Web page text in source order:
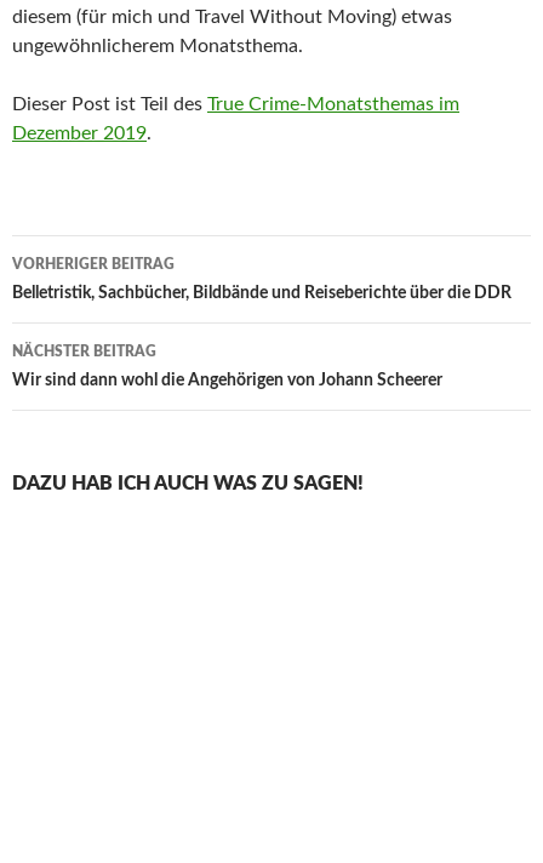
diesem (für mich und Travel Without Moving) etwas
ungewöhnlicherem Monatsthema.
Dieser Post ist Teil des True Crime-Monatsthemas im
Dezember 2019.
Beitragsnavigation
VORHERIGER BEITRAG
Belletristik, Sachbücher, Bildbände und Reiseberichte über die DDR
NÄCHSTER BEITRAG
Wir sind dann wohl die Angehörigen von Johann Scheerer
DAZU HAB ICH AUCH WAS ZU SAGEN!